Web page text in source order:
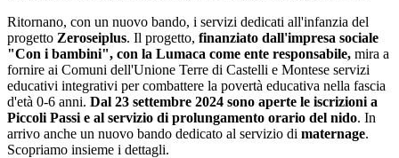
Ritornano, con un nuovo bando, i servizi dedicati all'infanzia del
progetto Zeroseiplus. Il progetto, finanziato dall'impresa sociale
"Con i bambini", con la Lumaca come ente responsabile, mira a
fornire ai Comuni dell'Unione Terre di Castelli e Montese servizi
educativi integrativi per combattere la povertà educativa nella fascia
d'età 0-6 anni. Dal 23 settembre 2024 sono aperte le iscrizioni a
Piccoli Passi e al servizio di prolungamento orario del nido. In
arrivo anche un nuovo bando dedicato al servizio di maternage.
Scopriamo insieme i dettagli.